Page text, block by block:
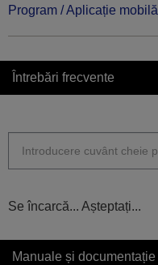
Program / Aplicație mobilă
Întrebări frecvente
Se încarcă... Așteptați...
Manuale și documentație